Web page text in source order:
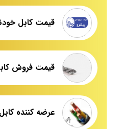
قیمت کابل
عرضه کننده